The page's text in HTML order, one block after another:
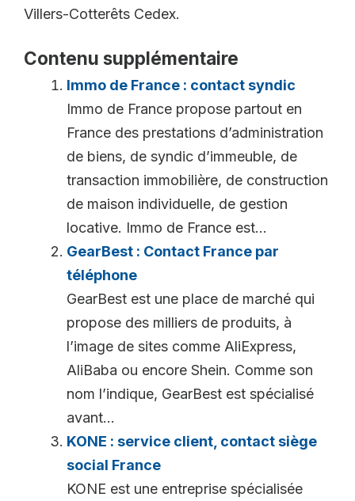
Villers-Cotterêts Cedex.
Contenu supplémentaire
Immo de France : contact syndic
Immo de France propose partout en
France des prestations d’administration
de biens, de syndic d’immeuble, de
transaction immobilière, de construction
de maison individuelle, de gestion
locative. Immo de France est...
GearBest : Contact France par
téléphone
GearBest est une place de marché qui
propose des milliers de produits, à
l’image de sites comme AliExpress,
AliBaba ou encore Shein. Comme son
nom l’indique, GearBest est spécialisé
avant...
KONE : service client, contact siège
social France
KONE est une entreprise spécialisée